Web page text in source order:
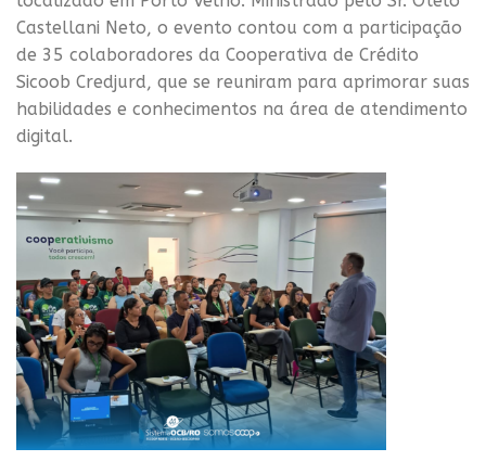
Castellani Neto, o evento contou com a participação
de 35 colaboradores da Cooperativa de Crédito
Sicoob Credjurd, que se reuniram para aprimorar suas
habilidades e conhecimentos na área de atendimento
digital.